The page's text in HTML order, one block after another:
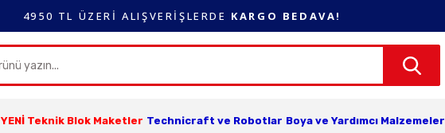
4950 TL ÜZERİ ALIŞVERİŞLERDE KARGO BEDAVA!
YENİ Teknik Blok Maketler Technicraft ve Robotlar Boya ve Yardımcı Malzemeler